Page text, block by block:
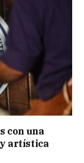
con una
artística